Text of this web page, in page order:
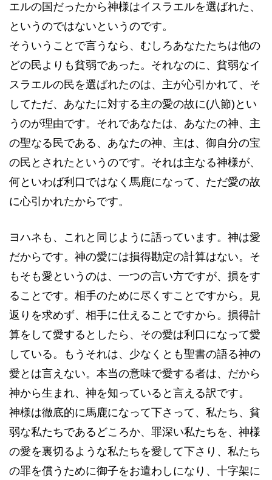
エルの国だったから神様はイスラエルを選ばれた、
というのではないというのです。
そういうことで言うなら、むしろあなたたちは他の
どの民よりも貧弱であった。それなのに、貧弱なイ
スラエルの民を選ばれたのは、主が心引かれて、そ
してただ、あなたに対する主の愛の故に(八節)とい
うのが理由です。それであなたは、あなたの神、主
の聖なる民である、あなたの神、主は、御自分の宝
の民とされたというのです。それは主なる神様が、
何といわば利口ではなく馬鹿になって、ただ愛の故
に心引かれたからです。
ヨハネも、これと同じように語っています。神は愛
だからです。神の愛には損得勘定の計算はない。そ
もそも愛というのは、一つの言い方ですが、損をす
ることです。相手のために尽くすことですから。見
返りを求めず、相手に仕えることですから。損得計
算をして愛するとしたら、その愛は利口になって愛
している。もうそれは、少なくとも聖書の語る神の
愛とは言えない。本当の意味で愛する者は、だから
神から生まれ、神を知っていると言える訳です。
神様は徹底的に馬鹿になって下さって、私たち、貧
弱な私たちであるどころか、罪深い私たちを、神様
の愛を裏切るような私たちを愛して下さり、私たち
の罪を償うために御子をお遣わしになり、十字架に